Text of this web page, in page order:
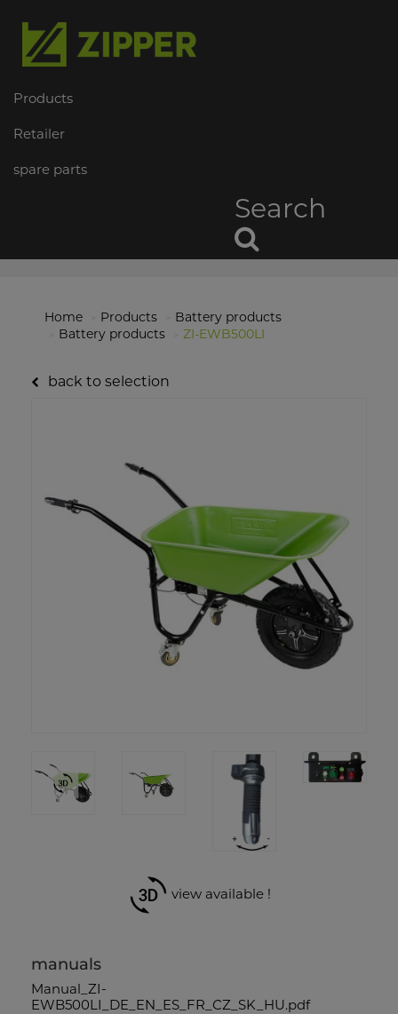
Products
Retailer
spare parts
Search
Home Products
Battery products
Battery products
ZI-EWB500LI
back to selection
view available !
manuals
Manual_ZI-
EWB500LI_DE_EN_ES_FR_CZ_SK_HU.pdf